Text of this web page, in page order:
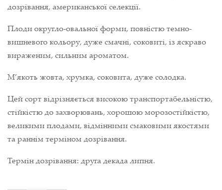
дозрівання, американської селекції.
Плоди округло-овальної форми, повністю темно-
вишневого кольору, дуже смачні, соковиті, із яскраво
вираженим, сильним ароматом.
М’якоть жовта, хрумка, соковита, дуже солодка.
Цей сорт відрізняється високою транспортабельністю,
стійкістю до захворювань, хорошою морозостійкістю,
великими плодами, відмінними смаковими якостями
та раннім терміном дозрівання.
Термін дозрівання: друга декада липня.